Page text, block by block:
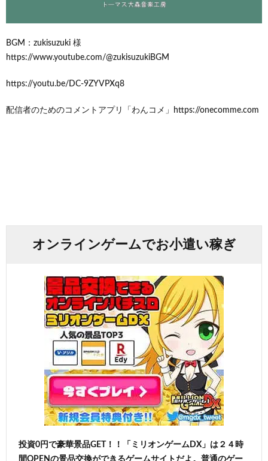
BGM：zukisuzuki 様
https://www.youtube.com/@zukisuzukiBGM
https://youtu.be/DC-9ZYVPXq8
配信者のためのコメントアプリ「わんコメ」https://onecomme.com
オンラインゲームでお小遣い稼ぎ
投資0円で豪華景品GET！！「ミリオンゲームDX」は２４時
間OPENの景品交換ができるゲームサイトだよ。普通のゲー